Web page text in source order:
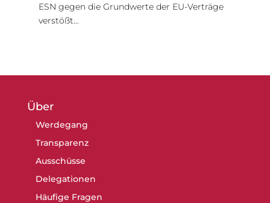
ESN gegen die Grundwerte der EU-Verträge
verstößt…
Über
Werdegang
Transparenz
Ausschüsse
Delegationen
Häufige Fragen